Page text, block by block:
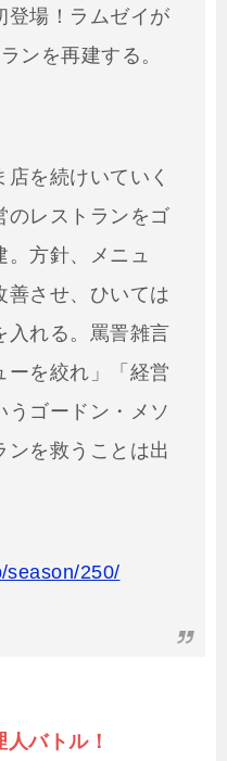
登場！ラムゼイが
ンを再建する。
を続けいていく
のレストランをゴ
。方針、メニュ
善させ、ひいては
入れる。罵詈雑言
ーを絞れ」「経営
うゴードン・メソ
ンを救うことは出
season/250/
バトル！